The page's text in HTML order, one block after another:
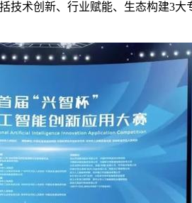
术创新、行业赋能、生态构建3大